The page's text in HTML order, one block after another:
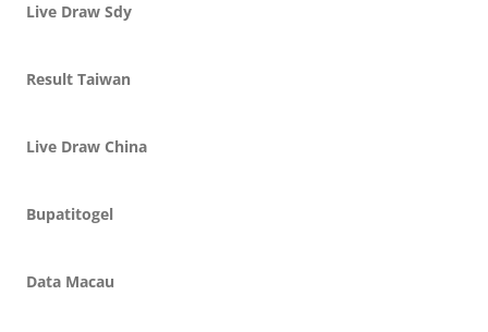
Live Draw Sdy
Result Taiwan
Live Draw China
Bupatitogel
Data Macau